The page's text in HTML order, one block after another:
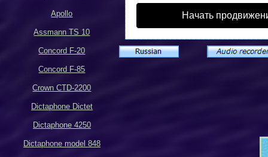
Apollo
Assmann TS 10
Concord F-20
Concord F-85
Crown CTD-2200
Dictaphone Dictet
Dictaphone 4250
Dictaphone model 848
Начать